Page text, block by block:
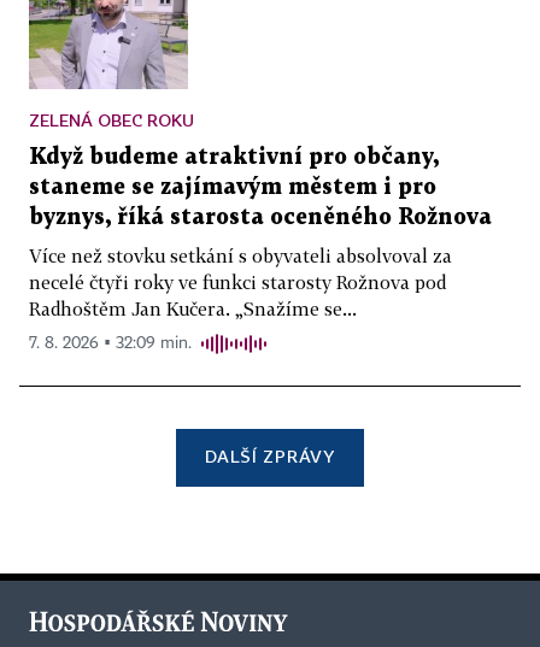
ZELENÁ OBEC ROKU
Když budeme atraktivní pro občany,
staneme se zajímavým městem i pro
byznys, říká starosta oceněného Rožnova
Více než stovku setkání s obyvateli absolvoval za
necelé čtyři roky ve funkci starosty Rožnova pod
Radhoštěm Jan Kučera. „Snažíme se...
7. 8. 2026 ▪ 32:09 min.
DALŠÍ ZPRÁVY